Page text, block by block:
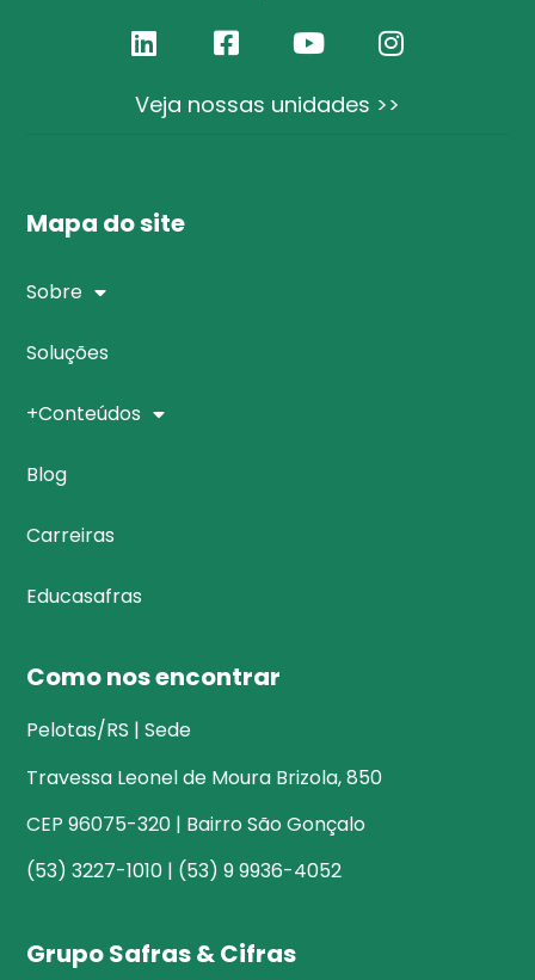
Veja nossas unidades >>
Mapa do site
Sobre
Soluções
+Conteúdos
Blog
Carreiras
Educasafras
Como nos encontrar
Pelotas/RS | Sede
Travessa Leonel de Moura Brizola, 850
CEP 96075-320 | Bairro São Gonçalo
(53) 3227-1010 | (53) 9 9936-4052
Grupo Safras & Cifras